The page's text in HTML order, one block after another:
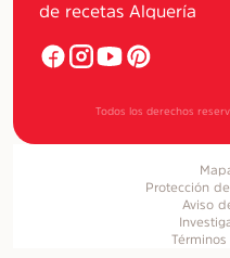
de recetas Alquería
Todos los derechos
Protección
Aviso